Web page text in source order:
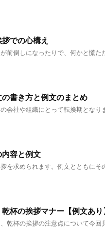
での心構え
前倒しになったりで、何かと慌た
書き方と例文のまとめ
会社や組織にとって転換期となり
容と例文
を求められます。例文とともにそ
杯の挨拶マナー【例文あり
乾杯の挨拶の注意点について今回